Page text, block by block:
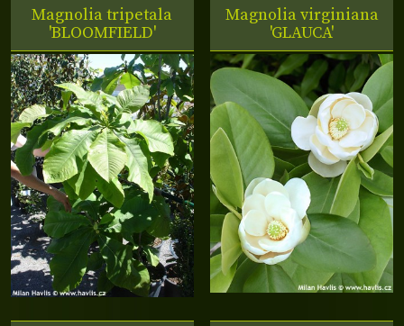
Magnolia tripetala
'BLOOMFIELD'
Magnolia virginiana
'GLAUCA'